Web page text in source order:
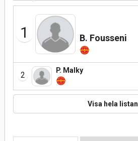
1 B. Fousseni
2 P. Malky
Visa hela listan